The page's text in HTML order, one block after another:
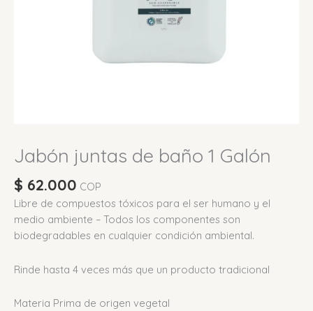
Jabón juntas de baño 1 Galón
$ 62.000 COP
Libre de compuestos tóxicos para el ser humano y el
medio ambiente – Todos los componentes son
biodegradables en cualquier condición ambiental.
Rinde hasta 4 veces más que un producto tradicional
Materia Prima de origen vegetal